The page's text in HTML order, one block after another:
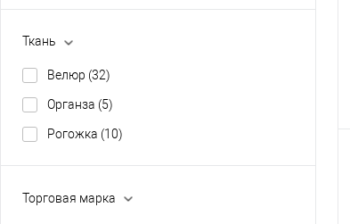
Ткань
Велюр (32)
Органза (5)
Рогожка (10)
Торговая марка